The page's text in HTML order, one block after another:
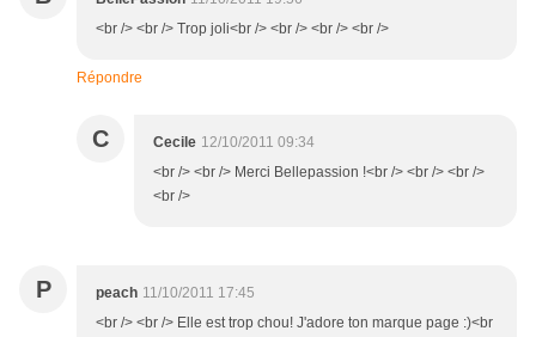
<br /> <br /> Trop joli<br /> <br /> <br /> <br />
Répondre
C Cecile 12/10/2011 09:34
<br /> <br /> Merci Bellepassion !<br /> <br /> <br />
<br />
P peach 11/10/2011 17:45
<br /> <br /> Elle est trop chou! J'adore ton marque page :)<br